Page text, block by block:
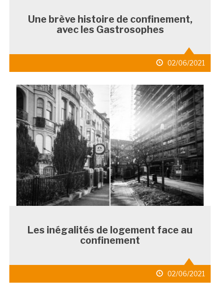
Une brève histoire de confinement,
avec les Gastrosophes
date
de
02/06/2021
Les inégalités de logement face au
confinement
date
de
02/06/2021